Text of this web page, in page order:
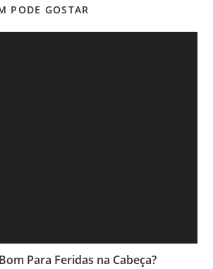
PODE GOSTAR
Para Feridas na Cabeça?